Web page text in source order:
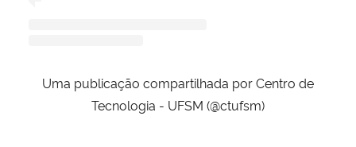
Uma publicação compartilhada por Centro de
Tecnologia - UFSM (@ctufsm)